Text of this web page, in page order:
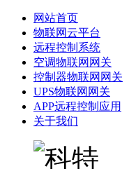
网站首页
物联网云平台
远程控制系统
空调物联网网关
控制器物联网网关
UPS物联网网关
APP远程控制应用
关于我们